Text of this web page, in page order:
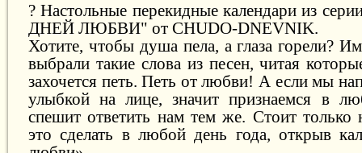
? Настольные перекидные календари из
ДНЕЙ ЛЮБВИ" от CHUDO-DNEVNIK.
Хотите, чтобы душа пела, а глаза горели?
выбрали такие слова из песен, читая
захочется петь. Петь от любви! А если мы
улыбкой на лице, значит признаемся в
спешит ответить нам тем же. Стоит только
это сделать в любой день года, открыв